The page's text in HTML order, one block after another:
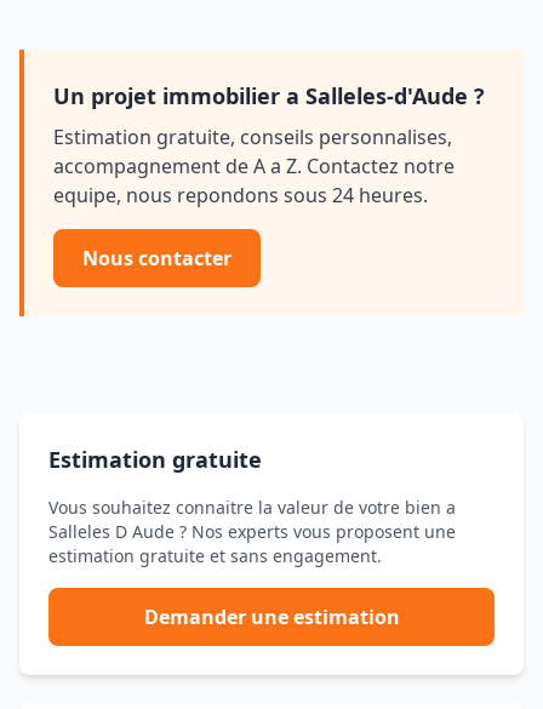
Un projet immobilier a Salleles-d'Aude ?
Estimation gratuite, conseils personnalises,
accompagnement de A a Z. Contactez notre
equipe, nous repondons sous 24 heures.
Nous contacter
Estimation gratuite
Vous souhaitez connaitre la valeur de votre bien a
Salleles D Aude ? Nos experts vous proposent une
estimation gratuite et sans engagement.
Demander une estimation